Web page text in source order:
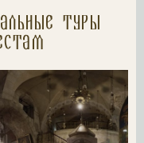
туры